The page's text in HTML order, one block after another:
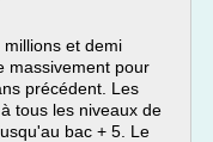
et demi
massivement pour
précédent. Les
tous les niveaux de
bac + 5. Le